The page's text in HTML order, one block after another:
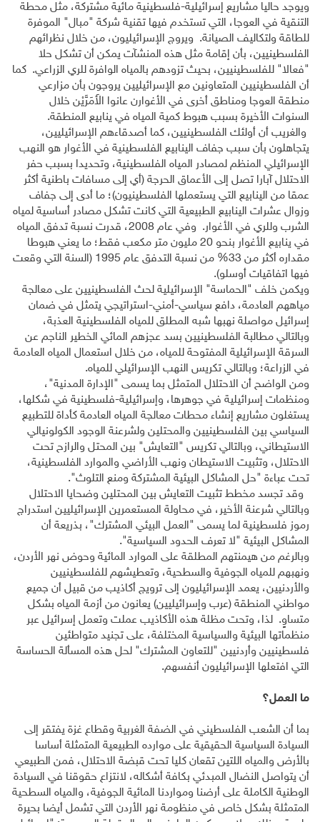
ويوجد حاليا مشاريع إسرائيلية-فلسطينية مائية مشتركة، مثل محطة
التنقية في العوجا، التي تستخدم فيها تقنية شركة "مبال" الموفرة
للطاقة ولتكاليف الصيانة. ويروج الإسرائيليون، من خلال نظرائهم
الفلسطينيين، بأن إقامة مثل هذه المنشآت يمكن أن تشكل حلا
"فعالا" للفلسطينيين، بحيث تزودهم بالمياه الوافرة للري الزراعي. كما
أن الفلسطينيين المتعاونين مع الإسرائيليين يروجون بأن مزارعي
منطقة العوجا ومناطق أخرى في الأغوارن عانوا الأَمَرَّيْن خلال
السنوات الأخيرة بسبب هبوط كمية المياه في ينابيع المنطقة.
والغريب أن أولئك الفلسطينيين، كما أصدقاءهم الإسرائيليين،
يتجاهلون بأن سبب جفاف الينابيع الفلسطينية في الأغوار هو النهب
الإسرائيلي المنظم لمصادر المياه الفلسطينية، وتحديدا بسبب حفر
الاحتلال آبارا تصل إلى الأعماق الحرجة (أي إلى مسافات باطنية أكثر
عمقا من الينابيع التي يستعملها الفلسطينيون)؛ ما أدى إلى جفاف
وزوال عشرات الينابيع الطبيعية التي كانت تشكل مصادر أساسية لمياه
الشرب وللري في الأغوار. وفي عام 2008، قدرت نسبة تدفق المياه
في ينابيع الأغوار بنحو 20 مليون متر مكعب فقط؛ ما يعني هبوطا
مقداره أكثر من 33% من نسبة التدفق عام 1995 (السنة التي وقعت
فيها اتفاقيات أوسلو).
ويكمن خلف "الحماسة" الإسرائيلية لحث الفلسطينيين على معالجة
مياههم العادمة، دافع سياسي-أمني-استراتيجي يتمثل في ضمان
إسرائيل مواصلة نهبها شبه المطلق للمياه الفلسطينية العذبة،
وبالتالي مطالبة الفلسطينيين بسد عجزهم المائي الخطير الناجم عن
السرقة الإسرائيلية المفتوحة للمياه، من خلال استعمال المياه العادمة
في الزراعة؛ وبالتالي تكريس النهب الإسرائيلي للمياه.
ومن الواضح أن الاحتلال المتمثل بما يسمى "الإدارة المدنية"،
ومنظمات إسرائيلية في جوهرها، وإسرائيلية-فلسطينية في شكلها،
يستغلون مشاريع إنشاء محطات معالجة المياه العادمة كأداة للتطبيع
السياسي بين الفلسطينيين والمحتلين ولشرعنة الوجود الكولونيالي
الاستيطاني، وبالتالي تكريس "التعايش" بين المحتل والرازح تحت
الاحتلال، وتثبيت الاستيطان ونهب الأراضي والموارد الفلسطينية،
تحت عباءة "حل المشاكل البيئية المشتركة ومنع التلوث".
وقد تجسد مخطط تثبيت التعايش بين المحتلين وضحايا الاحتلال
وبالتالي شرعنة الأخير، في محاولة المستعمرين الإسرائيليين استدراج
رموز فلسطينية لما يسمى "العمل البيئي المشترك"، بذريعة أن
المشاكل البيئية "لا تعرف الحدود السياسية".
وبالرغم من هيمنتهم المطلقة على الموارد المائية وحوض نهر الأردن،
ونهبهم للمياه الجوفية والسطحية، وتعطيشهم للفلسطينيين
والأردنيين، يعمد الإسرائيليون إلى ترويج أكاذيب من قبيل أن جميع
مواطني المنطقة (عرب وإسرائيليين) يعانون من أزمة المياه بشكل
متساوٍ. لذا، وتحت مظلة هذه الأكاذيب عملت وتعمل إسرائيل عبر
منظماتها البيئية والسياسية المختلفة، على تجنيد متواطئين
فلسطينيين وأردنيين "للتعاون المشترك" لحل هذه المسألة الحساسة
التي افتعلها الإسرائيليون أنفسهم.
ما العمل؟
بما أن الشعب الفلسطيني في الضفة الغربية وقطاع غزة يفتقر إلى
السيادة السياسية الحقيقية على موارده الطبيعية المتمثلة أساسا
بالأرض والمياه اللتين تقعان كليا تحت قبضة الاحتلال، فمن الطبيعي
أن يتواصل النضال المبدئي بكافة أشكاله، لانتزاع حقوقنا في السيادة
الوطنية الكاملة على أرضنا ومواردنا المائية الجوفية، والمياه السطحية
المتمثلة بشكل خاص في منظومة نهر الأردن التي تشمل أيضا بحيرة